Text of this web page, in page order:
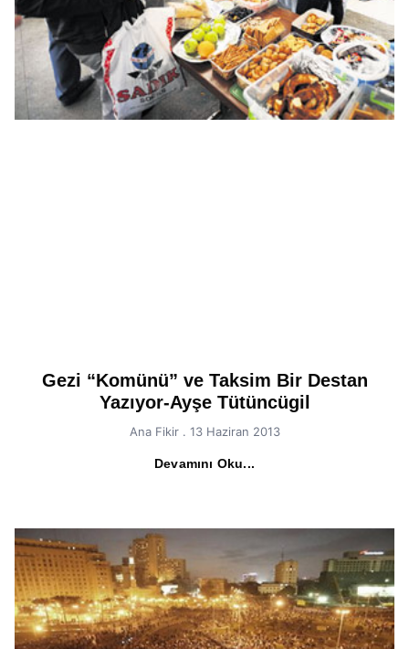
Gezi “Komünü” ve Taksim Bir Destan
Yazıyor-Ayşe Tütüncügil
Ana Fikir 13 Haziran 2013
Devamını Oku...